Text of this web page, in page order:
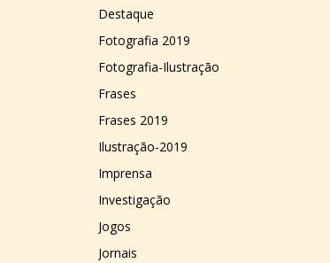
Destaque
Fotografia 2019
Fotografia-Ilustração
Frases
Frases 2019
Ilustração-2019
Imprensa
Investigação
Jogos
Jornais